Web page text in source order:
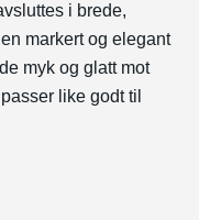
i brede,
markert og elegant
myk og glatt mot
like godt til